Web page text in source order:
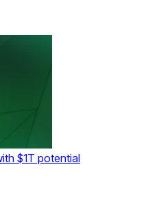
$1T potential